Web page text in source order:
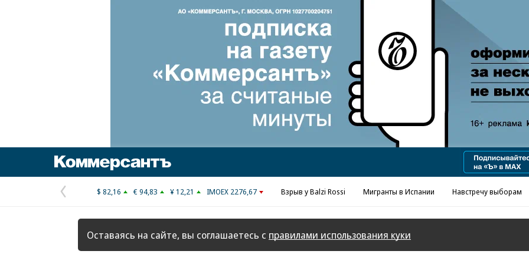
Реклама в «Ъ» www.kommersant.ru/ad
Предыдущая
страница
$ 82,16 € 94,83 ¥ 12,21 IMOEX 2276,67 Взрыв у Balzi Rossi Мигранты в Испании Навстречу выборам
Оставаясь на сайте, вы соглашаетесь с правилами использования куки